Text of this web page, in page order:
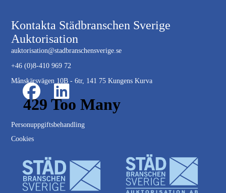
Kontakta Städbranschen Sverige
Auktorisation
auktorisation@stadbranschensverige.se
+46 (0)8-410 969 72
Månskärsvägen 10B - 6tr, 141 75 Kungens Kurva
Personuppgiftsbehandling
Cookies